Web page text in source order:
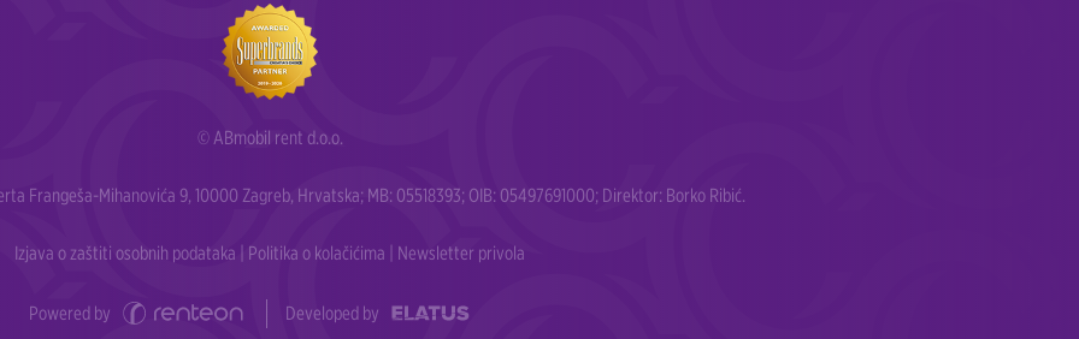
© ABmobil rent d.o.o.
Frangeša-Mihanovića 9, 10000 Zagreb, Hrvatska; MB: 05518393; OIB: 05497691000; Direktor: Borko Ribić.
Izjava o zaštiti osobnih podataka Politika o kolačićima Newsletter privola
Powered by Developed by